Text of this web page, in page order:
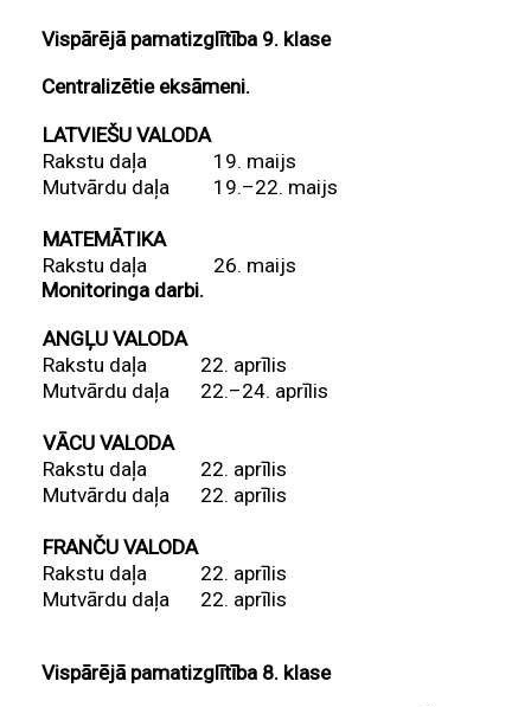
Vispārējā pamatizglītība 9. klase
Centralizētie eksāmeni.
LATVIEŠU VALODA
Rakstu daļa
19. maijs
Mutvārdu daļa
19.–22. maijs
MATEMĀTIKA
Rakstu daļa
26. maijs
Monitoringa darbi.
ANGĻU VALODA
Rakstu daļa
22. aprīlis
Mutvārdu daļa
22.–24. aprīlis
VĀCU VALODA
Rakstu daļa
22. aprīlis
Mutvārdu daļa
22. aprīlis
FRANČU VALODA
Rakstu daļa
22. aprīlis
Mutvārdu daļa
22. aprīlis
Vispārējā pamatizglītība 8. klase